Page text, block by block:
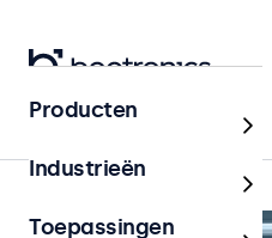
Home
Producten
Industrieën
Toepassingen